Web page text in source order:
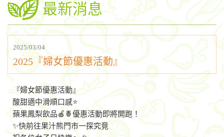
最新消息
2025/03/04
2025『婦女節優惠活動』
『婦女節優惠活動』
酸甜適中滑順口感⭐
蘋果鳳梨飲品🍎🍍優惠活動即將開跑！
✨快前往果汁熊門市一探究竟